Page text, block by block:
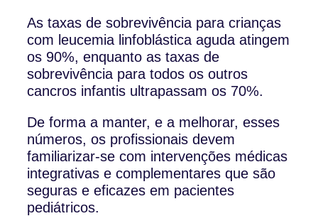
As taxas de sobrevivência para crianças
com leucemia linfoblástica aguda atingem
os 90%, enquanto as taxas de
sobrevivência para todos os outros
cancros infantis ultrapassam os 70%.
De forma a manter, e a melhorar, esses
números, os profissionais devem
familiarizar-se com intervenções médicas
integrativas e complementares que são
seguras e eficazes em pacientes
pediátricos.